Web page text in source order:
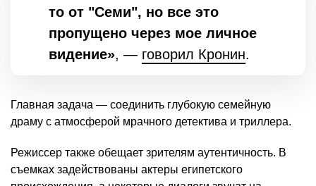
то от "Семи", но все это
пропущено через мое личное
видение», — говорил Кронин.
Главная задача — соединить глубокую семейную
драму с атмосферой мрачного детектива и триллера.
Режиссер также обещает зрителям аутентичность. В
съемках задействованы актеры египетского